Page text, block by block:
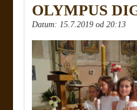
OLYMPUS
Datum: 15.7.2019 od 20:13